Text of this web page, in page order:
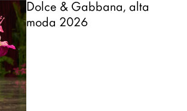
Dolce & Gabbana, alta
moda 2026